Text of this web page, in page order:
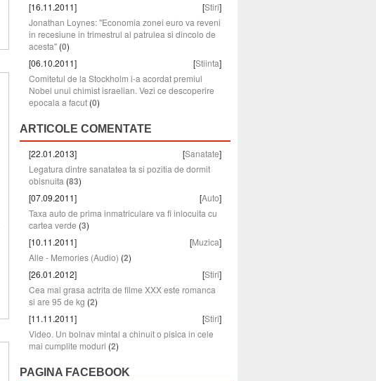
[16.11.2011]
[Stiri]
Jonathan Loynes: "Economia zonei euro va reveni
in recesiune in trimestrul al patrulea si dincolo de
acesta" (0)
[06.10.2011]
[Stiinta]
Comitetul de la Stockholm i-a acordat premiul
Nobel unui chimist israelian. Vezi ce descoperire
epocala a facut (0)
ARTICOLE COMENTATE
[22.01.2013] [Sanatate]
Legatura dintre sanatatea ta si pozitia de dormit
obisnuita (83)
[07.09.2011]
[Auto]
Taxa auto de prima inmatriculare va fi inlocuita cu
cartea verde (3)
[10.11.2011]
[Muzica]
Alle - Memories (Audio) (2)
[26.01.2012]
[Stiri]
Cea mai grasa actrita de filme XXX este romanca
si are 95 de kg (2)
[11.11.2011]
[Stiri]
Video. Un bolnav mintal a chinuit o pisica in cele
mai cumplite moduri (2)
PAGINA FACEBOOK